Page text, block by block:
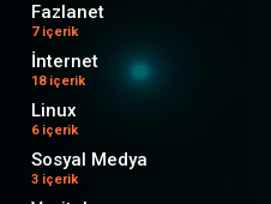
Fazlanet
7 içerik
İnternet
18 içerik
Linux
6 içerik
Sosyal Medya
3 içerik